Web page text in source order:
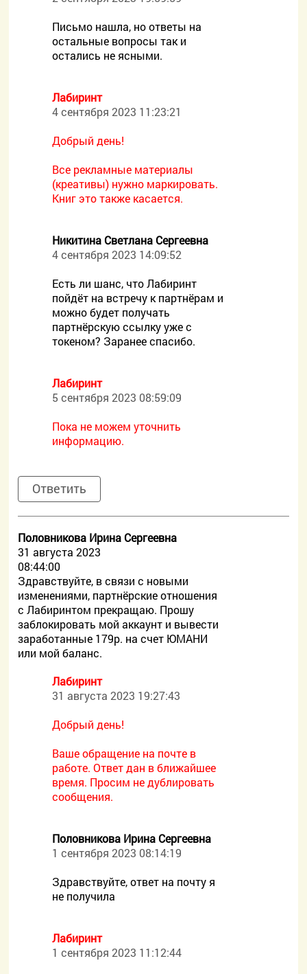
Письмо нашла, но ответы на
остальные вопросы так и
остались не ясными.
Лабиринт
4 сентября 2023 11:23:21
Добрый день!
Все рекламные материалы
(креативы) нужно маркировать.
Книг это также касается.
Никитина Светлана Сергеевна
4 сентября 2023 14:09:52
Есть ли шанс, что Лабиринт
пойдёт на встречу к партнёрам и
можно будет получать
партнёрскую ссылку уже с
токеном? Заранее спасибо.
Лабиринт
5 сентября 2023 08:59:09
Пока не можем уточнить
информацию.
Ответить
Половникова Ирина Сергеевна
31 августа 2023
08:44:00
Здравствуйте, в связи с новыми
изменениями, партнёрские отношения
с Лабиринтом прекращаю. Прошу
заблокировать мой аккаунт и вывести
заработанные 179р. на счет ЮМАНИ
или мой баланс.
Лабиринт
31 августа 2023 19:27:43
Добрый день!
Ваше обращение на почте в
работе. Ответ дан в ближайшее
время. Просим не дублировать
сообщения.
Половникова Ирина Сергеевна
1 сентября 2023 08:14:19
Здравствуйте, ответ на почту я
не получила
Лабиринт
1 сентября 2023 11:12:44